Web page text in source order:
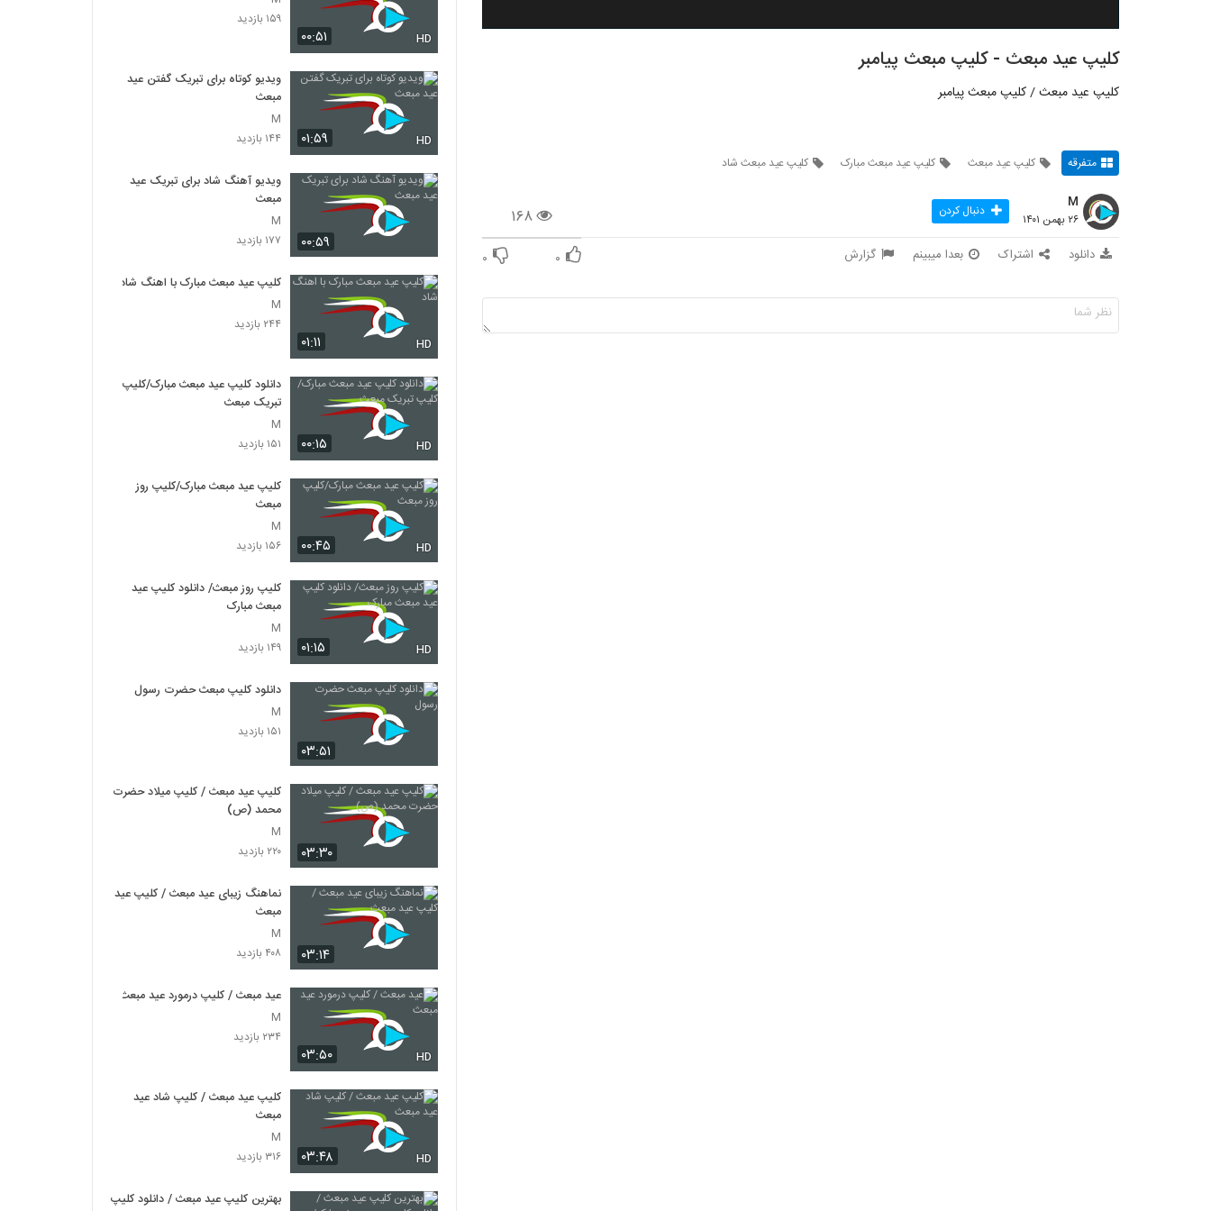
کلیپ عید مبعث - کلیپ مبعث پیامبر
کلیپ عید مبعث / کلیپ مبعث پیامبر
متفرقه کلیپ عید مبعث کلیپ عید مبعث مبارک کلیپ عید مبعث شاد
۱۶۸
M
۲۶ بهمن ۱۴۰۱ دنبال کردن
دانلود اشتراک بعدا میبینم گزارش ۰ ۰
۰۰:۵۱ HD
۱۵۹ بازدید
۰۱:۵۹ HD
ویدیو کوتاه برای تبریک گفتن عید
مبعث
M
۱۴۴ بازدید
۰۰:۵۹
ویدیو آهنگ شاد برای تبریک عید
مبعث
M
۱۷۷ بازدید
۰۱:۱۱ HD
کلیپ عید مبعث مبارک با اهنگ شاد
M
۲۴۴ بازدید
۰۰:۱۵ HD
دانلود کلیپ عید مبعث مبارک/کلیپ
تبریک مبعث
M
۱۵۱ بازدید
۰۰:۴۵ HD
کلیپ عید مبعث مبارک/کلیپ روز
مبعث
M
۱۵۶ بازدید
۰۱:۱۵ HD
کلیپ روز مبعث/ دانلود کلیپ عید
مبعث مبارک
M
۱۴۹ بازدید
۰۳:۵۱
دانلود کلیپ مبعث حضرت رسول
M
۱۵۱ بازدید
۰۳:۳۰
کلیپ عید مبعث / کلیپ میلاد حضرت
محمد (ص)
M
۲۲۰ بازدید
۰۳:۱۴
نماهنگ زیبای عید مبعث / کلیپ عید
مبعث
M
۴۰۸ بازدید
۰۳:۵۰ HD
عید مبعث / کلیپ درمورد عید مبعث
M
۲۳۴ بازدید
۰۳:۴۸ HD
کلیپ عید مبعث / کلیپ شاد عید
مبعث
M
۳۱۶ بازدید
بهترین کلیپ عید مبعث / دانلود کلیپ